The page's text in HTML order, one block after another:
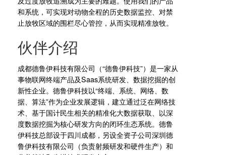
和系统，可实现对动物全程的历史数据监控、对禁
止放牧区域的围栏尽心管控，从而实现精准放牧。
伙伴介绍
成都德鲁伊科技有限公司（“德鲁伊科技”）是一家从
事物联网终端产品及Saas系统研发、数据挖掘的创
新性企业。德鲁伊科技以“终端、系统、网络、数
据、算法”作为企业发展逻辑，建立通过泛在网络技
术、基于国计民生相关的精准化大数据获取、以深
度数据挖掘为核心研发方向的闭环生态系统。德鲁
伊科技总部设于四川成都，另设全资子公司深圳德
鲁伊科技有限公司（负责射频研发和硬件生产）和